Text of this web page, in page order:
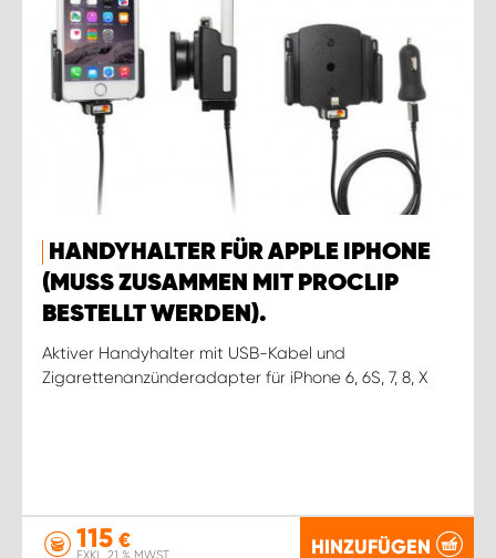
HANDYHALTER FÜR APPLE IPHONE
(MUSS ZUSAMMEN MIT PROCLIP
BESTELLT WERDEN).
Aktiver Handyhalter mit USB-Kabel und
Zigarettenanzünderadapter für iPhone 6, 6S, 7, 8, X
115 € HINZUFÜGEN